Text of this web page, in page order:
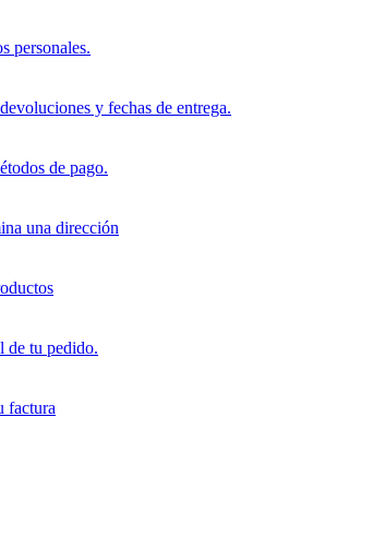
personales.
y fechas de entrega.
de pago.
una dirección
de tu pedido.
factura